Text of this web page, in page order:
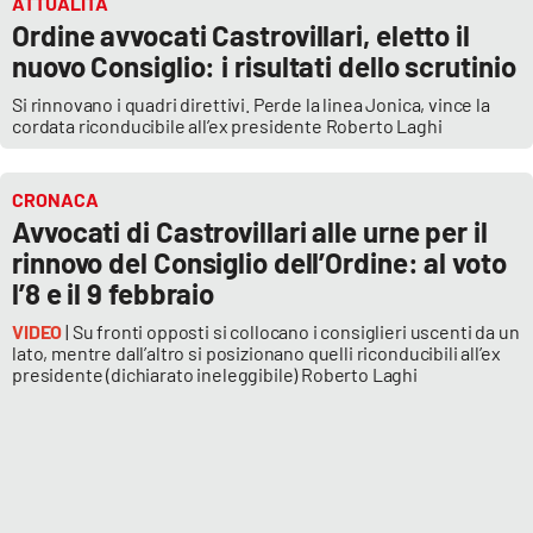
Cultura
Economia e Lavoro
Sanità
Società
Sport
Ordine avvocati Castrovillari, eletto il
nuovo Consiglio: i risultati dello scrutinio
Si rinnovano i quadri direttivi. Perde la linea Jonica, vince la
cordata riconducibile all’ex presidente Roberto Laghi
CRONACA
Avvocati di Castrovillari alle urne per il
rinnovo del Consiglio dell’Ordine: al voto
l’8 e il 9 febbraio
VIDEO| Su fronti opposti si collocano i consiglieri uscenti da un
lato, mentre dall’altro si posizionano quelli riconducibili all’ex
presidente (dichiarato ineleggibile) Roberto Laghi